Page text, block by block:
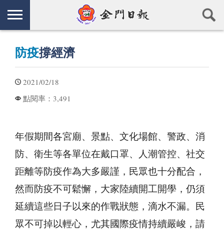
防疫撐經濟
2021/02/18
點閱率： 3,491
年假期間各宮廟、景點、文化場館、警政、消
防、衛生等各單位在戴口罩、人潮管控、社交
距離等防疫作為大多嚴謹，民眾也十分配合，
然而防疫不可鬆懈，大家陸續開工開學，仍須
延續這些日子以來的作戰狀態，滴水不漏。民
眾不可掉以輕心，尤其國際疫情持續嚴峻，請